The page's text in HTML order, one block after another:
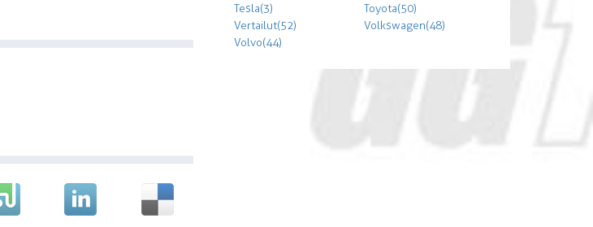
Tesla (3)
Toyota (50)
Vertailut (52)
Volkswagen (48)
Volvo (44)